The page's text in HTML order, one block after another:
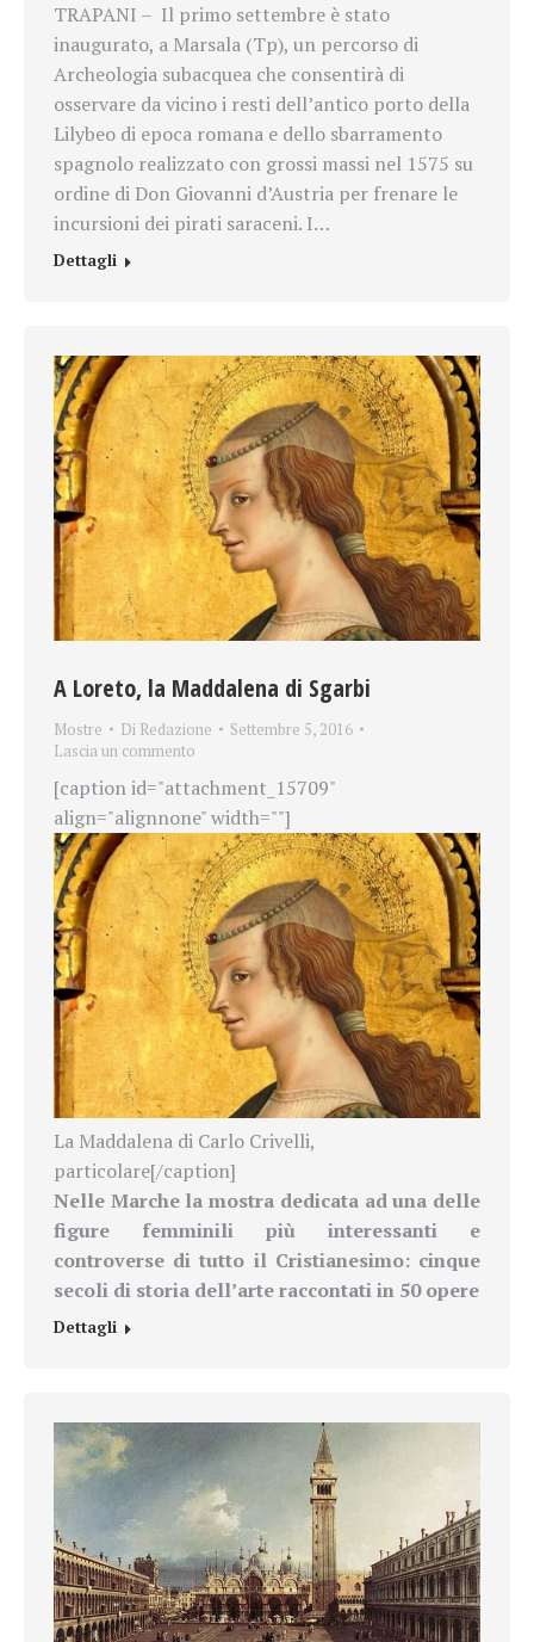
TRAPANI – Il primo settembre è stato
inaugurato, a Marsala (Tp), un percorso di
Archeologia subacquea che consentirà di
osservare da vicino i resti dell’antico porto della
Lilybeo di epoca romana e dello sbarramento
spagnolo realizzato con grossi massi nel 1575 su
ordine di Don Giovanni d’Austria per frenare le
incursioni dei pirati saraceni. I…
Dettagli
A Loreto, la Maddalena di Sgarbi
Mostre Di Redazione
Settembre 5, 2016
Lascia un commento
[caption id="attachment_15709"
align="alignnone" width=""]
La Maddalena di Carlo Crivelli,
particolare[/caption]
Nelle Marche la mostra dedicata ad una delle
figure femminili più interessanti e
controverse di tutto il Cristianesimo: cinque
secoli di storia dell’arte raccontati in 50 opere
Dettagli